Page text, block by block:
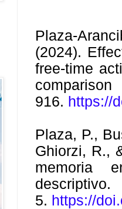
Plaza-
(2024).
free-time
916. https://
Plaza, P.,
Ghiorzi, R.,
memoria
5. https://